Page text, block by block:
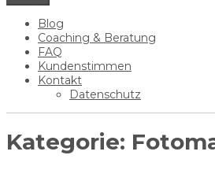
Blog
Coaching & Beratung
FAQ
Kundenstimmen
Kontakt
Datenschutz
Kategorie: